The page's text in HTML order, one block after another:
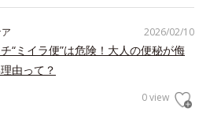
2026/02/10
“ミイラ便”は危険！大人の便秘が侮
由って？
0 view